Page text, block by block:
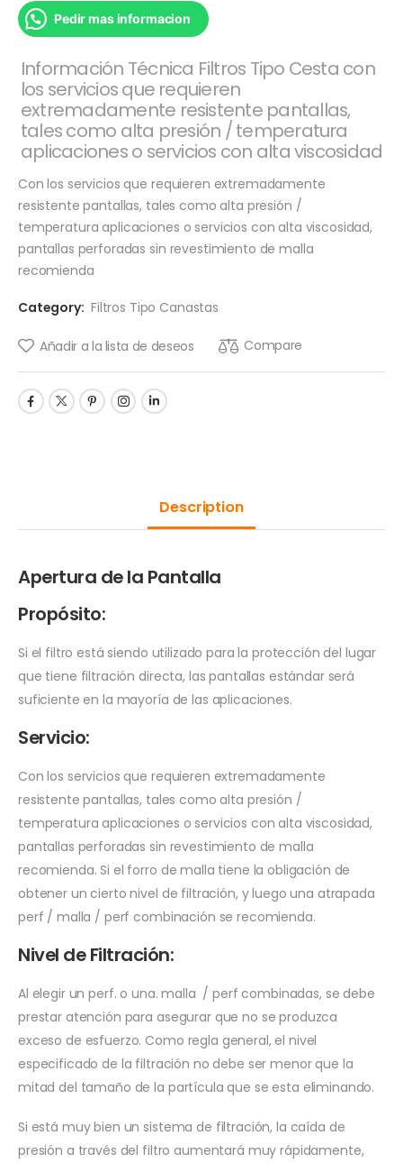
Pedir mas informacion
Información Técnica Filtros Tipo Cesta con
los servicios que requieren
extremadamente resistente pantallas,
tales como alta presión / temperatura
aplicaciones o servicios con alta viscosidad
Con los servicios que requieren extremadamente
resistente pantallas, tales como alta presión /
temperatura aplicaciones o servicios con alta viscosidad,
pantallas perforadas sin revestimiento de malla
recomienda
Category: Filtros Tipo Canastas
Añadir a la lista de deseos Compare
Description
Apertura de la Pantalla
Propósito:
Si el filtro está siendo utilizado para la protección del lugar
que tiene filtración directa, las pantallas estándar será
suficiente en la mayoría de las aplicaciones.
Servicio:
Con los servicios que requieren extremadamente
resistente pantallas, tales como alta presión /
temperatura aplicaciones o servicios con alta viscosidad,
pantallas perforadas sin revestimiento de malla
recomienda. Si el forro de malla tiene la obligación de
obtener un cierto nivel de filtración, y luego una atrapada
perf / malla / perf combinación se recomienda.
Nivel de Filtración:
Al elegir un perf. o una. malla / perf combinadas, se debe
prestar atención para asegurar que no se produzca
exceso de esfuerzo. Como regla general, el nivel
especificado de la filtración no debe ser menor que la
mitad del tamaño de la partícula que se esta eliminando.
Si está muy bien un sistema de filtración, la caída de
presión a través del filtro aumentará muy rápidamente,